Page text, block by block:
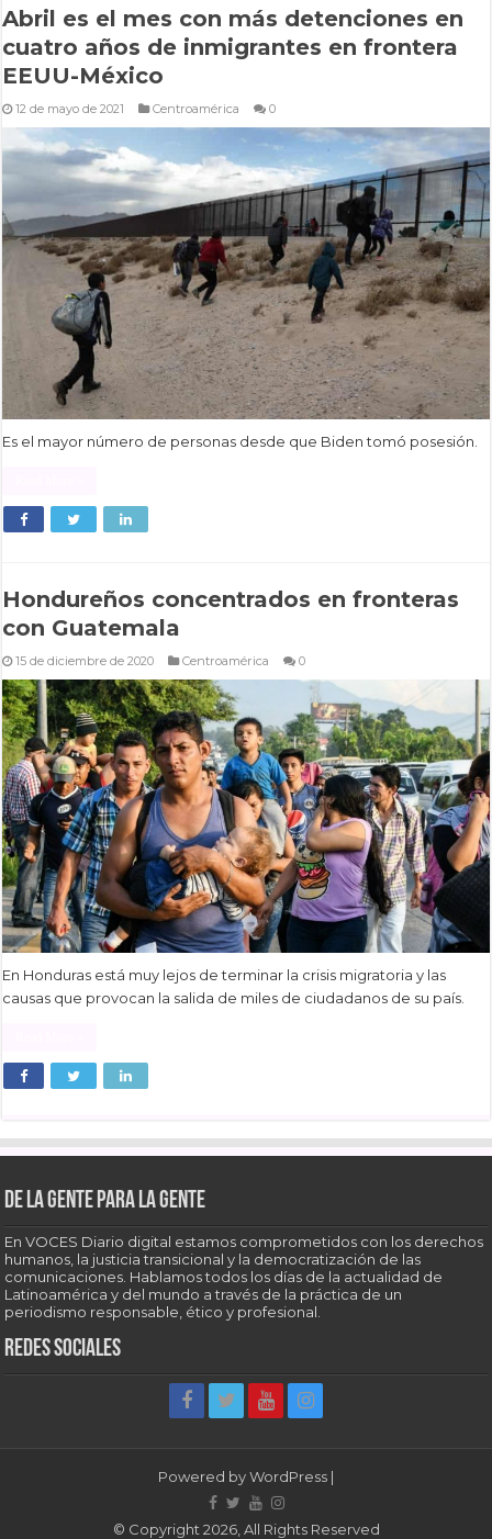
Abril es el mes con más detenciones en
cuatro años de inmigrantes en frontera
EEUU-México
12 de mayo de 2021 Centroamérica 0
Es el mayor número de personas desde que Biden tomó posesión.
Hondureños concentrados en fronteras
con Guatemala
15 de diciembre de 2020 Centroamérica 0
En Honduras está muy lejos de terminar la crisis migratoria y las
causas que provocan la salida de miles de ciudadanos de su país.
De la gente para la gente
En VOCES Diario digital estamos comprometidos con los derechos
humanos, la justicia transicional y la democratización de las
comunicaciones. Hablamos todos los días de la actualidad de
Latinoamérica y del mundo a través de la práctica de un
periodismo responsable, ético y profesional.
Redes sociales
Powered byWordPress |
© Copyright 2026, All Rights Reserved